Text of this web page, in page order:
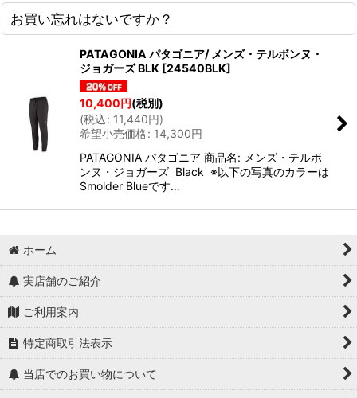
お買い忘れはないですか？
PATAGONIA パタゴニア/ メンズ・テルボンヌ・
ジョガーズ BLK [24540BLK]
10,400円(税別)
(税込: 11,440円)
希望小売価格: 14,300円
PATAGONIA パタゴニア 商品名: メンズ・テルボ
ンヌ・ジョガーズ Black ※以下の写真のカラーは
Smolder Blueです…
ホーム
実店舗のご紹介
ご利用案内
特定商取引法表示
当店でのお買い物について